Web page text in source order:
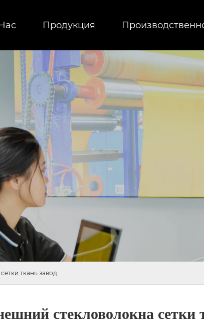
Продукция
ткань завод
стекловолокна сетки